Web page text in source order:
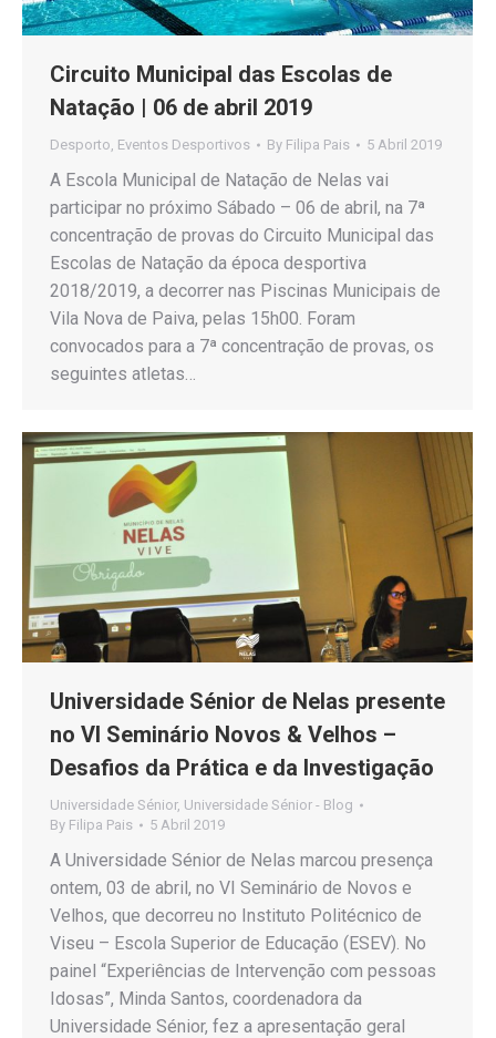
Circuito Municipal das Escolas de
Natação | 06 de abril 2019
Desporto, Eventos Desportivos By Filipa Pais 5 Abril 2019
A Escola Municipal de Natação de Nelas vai
participar no próximo Sábado – 06 de abril, na 7ª
concentração de provas do Circuito Municipal das
Escolas de Natação da época desportiva
2018/2019, a decorrer nas Piscinas Municipais de
Vila Nova de Paiva, pelas 15h00. Foram
convocados para a 7ª concentração de provas, os
seguintes atletas…
Universidade Sénior de Nelas presente
no VI Seminário Novos & Velhos –
Desafios da Prática e da Investigação
Universidade Sénior, Universidade Sénior - Blog
By Filipa Pais 5 Abril 2019
A Universidade Sénior de Nelas marcou presença
ontem, 03 de abril, no VI Seminário de Novos e
Velhos, que decorreu no Instituto Politécnico de
Viseu – Escola Superior de Educação (ESEV). No
painel “Experiências de Intervenção com pessoas
Idosas”, Minda Santos, coordenadora da
Universidade Sénior, fez a apresentação geral